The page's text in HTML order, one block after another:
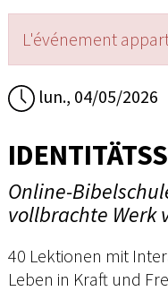
L'événement
lun., 04/05/2026
Online-
vollbrachte Werk
40 Lektionen mit
Leben in Kraft und